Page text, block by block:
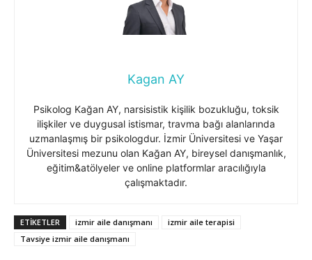
Kagan AY
Psikolog Kağan AY, narsisistik kişilik bozukluğu, toksik
ilişkiler ve duygusal istismar, travma bağı alanlarında
uzmanlaşmış bir psikologdur. İzmir Üniversitesi ve Yaşar
Üniversitesi mezunu olan Kağan AY, bireysel danışmanlık,
eğitim&atölyeler ve online platformlar aracılığıyla
çalışmaktadır.
ETIKETLER izmir aile danışmanı
izmir aile terapisi
Tavsiye izmir aile danışmanı